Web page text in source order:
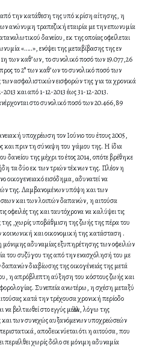
από την κατάθεση της υπό κρίση αίτησης, η
ανώνυμη τραπεζική εταιρία με την επωνυμία
δανείου, εκ της οποίας οφείλεται
«…..», ενόψει της μεταβίβασης της εν
των καθ’ ων, το συνολικό ποσό των 19.077,26
το 2° των καθ’ ων το συνολικό ποσό των
ασφαλιστικών εισφορών της για τα χρονικά
και από 1-12-2013 έως 31-12-2013.
στο συνολικό ποσό των 20.466,89
υποχρέωση τον Ιούνιο του έτους 2005,
και πριν τη σύναψη του γάμου της. Η ίδια
της μέχρι το έτος 2014, οπότε βρέθηκε
τα δύο εκ των τριών τέκνων της. Πλέον η
οικογενειακό εισόδημα, αδυνατεί να
της. Λαμβανομένων υπόψη και των
και των λοιπών δαπανών, η αιτούσα
οφειλές της και ταυτόχρονα να καλύψει τις
της ,χωρίς υποβάθμιση της ζωής της πέρα του
κοινωνική και οικονομική της κατάσταση .
αδυναμίας εξυπηρέτησης των οφειλών
του συζύγου της από την ενασχόλησή του με
διαβίωσης της οικογένειάς της μετά
η απρόβλεπτη αύξηση του κόστους ζωής και
Συνεπεία ανωτέρω, η σχέση μεταξύ
κατά την τρέχουσα χρονική περίοδο
βελτιωθεί στο εγγύς μέλλον, λόγω της
και των συνεχώς αυξανόμενων υποχρεώσεών
αποδεικνύεται ότι η αιτούσα, που
περιέλθει χωρίς δόλο σε μόνιμη αδυναμία